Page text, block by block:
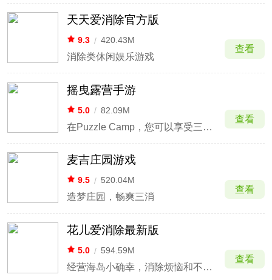
天天爱消除官方版
9.3 / 420.43M
消除类休闲娱乐游戏
查看
摇曳露营手游
5.0 / 82.09M
在Puzzle Camp，您可以享受三消益智游戏！
查看
麦吉庄园游戏
9.5 / 520.04M
造梦庄园，畅爽三消
查看
花儿爱消除最新版
5.0 / 594.59M
经营海岛小确幸，消除烦恼和不开心
查看